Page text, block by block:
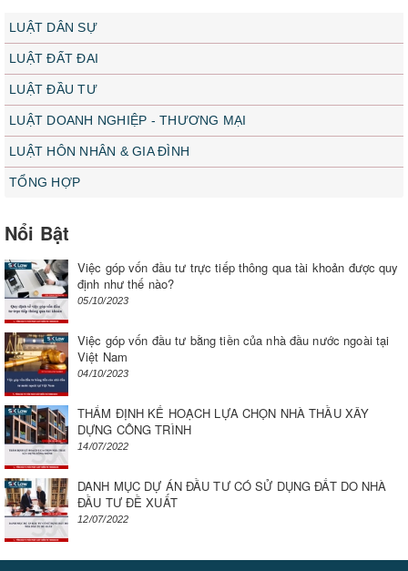
LUẬT DÂN SỰ
LUẬT ĐẤT ĐAI
LUẬT ĐẦU TƯ
LUẬT DOANH NGHIỆP - THƯƠNG MẠI
LUẬT HÔN NHÂN & GIA ĐÌNH
TỔNG HỢP
Nổi Bật
Việc góp vốn đầu tư trực tiếp thông qua tài khoản được quy
định như thế nào?
05/10/2023
Việc góp vốn đầu tư bằng tiền của nhà đầu nước ngoài tại
Việt Nam
04/10/2023
THẨM ĐỊNH KẾ HOẠCH LỰA CHỌN NHÀ THẦU XÂY
DỰNG CÔNG TRÌNH
14/07/2022
DANH MỤC DỰ ÁN ĐẦU TƯ CÓ SỬ DỤNG ĐẤT DO NHÀ
ĐẦU TƯ ĐỀ XUẤT
12/07/2022